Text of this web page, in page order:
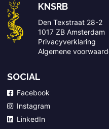
KNSRB
Den Texstraat 28-2
1017 ZB Amsterdam
Privacyverklaring
Algemene
SOCIAL
Facebook
Instagram
LinkedIn